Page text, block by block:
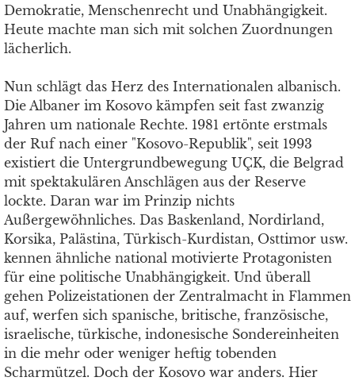
Demokratie, Menschenrecht und Unabhängigkeit.
Heute machte man sich mit solchen Zuordnungen
lächerlich.
Nun schlägt das Herz des Internationalen albanisch.
Die Albaner im Kosovo kämpfen seit fast zwanzig
Jahren um nationale Rechte. 1981 ertönte erstmals
der Ruf nach einer "Kosovo-Republik", seit 1993
existiert die Untergrundbewegung UÇK, die Belgrad
mit spektakulären Anschlägen aus der Reserve
lockte. Daran war im Prinzip nichts
Außergewöhnliches. Das Baskenland, Nordirland,
Korsika, Palästina, Türkisch-Kurdistan, Osttimor usw.
kennen ähnliche national motivierte Protagonisten
für eine politische Unabhängigkeit. Und überall
gehen Polizeistationen der Zentralmacht in Flammen
auf, werfen sich spanische, britische, französische,
israelische, türkische, indonesische Sondereinheiten
in die mehr oder weniger heftig tobenden
Scharmützel. Doch der Kosovo war anders. Hier